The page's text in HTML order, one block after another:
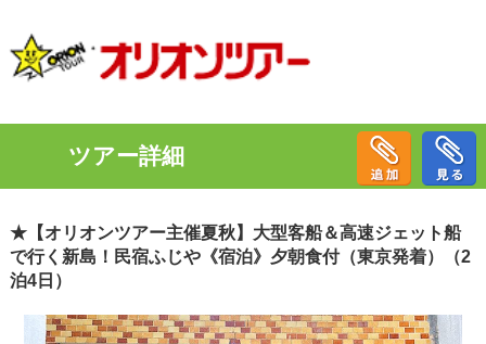
ツアー詳細
★【オリオンツアー主催夏秋】大型客船＆高速ジェット船
で行く新島！民宿ふじや《宿泊》夕朝食付（東京発着）（2
泊4日）